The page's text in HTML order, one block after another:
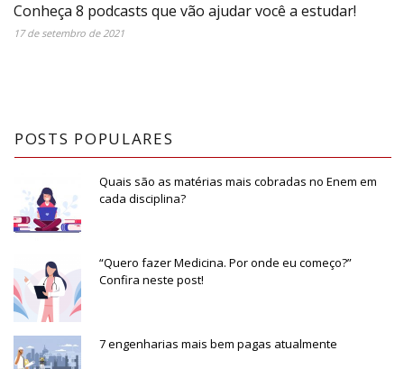
Conheça 8 podcasts que vão ajudar você a estudar!
17 de setembro de 2021
POSTS POPULARES
Quais são as matérias mais cobradas no Enem em
cada disciplina?
“Quero fazer Medicina. Por onde eu começo?”
Confira neste post!
7 engenharias mais bem pagas atualmente